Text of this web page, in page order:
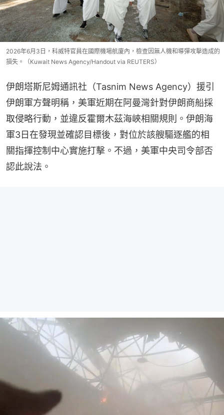
2026年6月3日，科威特官員在國際機場航廈內，檢查因無人機和導彈攻擊造成的
損失。（Kuwait News Agency/Handout via REUTERS）
伊朗塔斯尼姆通訊社（Tasnim News Agency）援引
伊朗軍方聲明稱，美軍近期在阿曼灣針對伊朗商船採
取侵略行動，並違反霍爾木茲海峽相關規則。伊朗海
軍3日在發現並確認目標後，對位於該艘驅逐艦的相
關指揮控制中心實施打擊。不過，美軍中央司令部否
認此說法。